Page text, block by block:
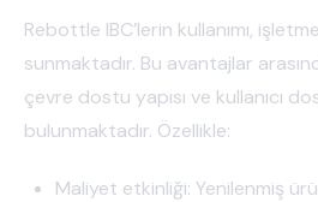
Rebottle IBC’lerin kullanımı,
sunmaktadır. Bu avantajlar
çevre dostu yapısı ve kullanıcı
bulunmaktadır. Özellikle:
Maliyet etkinliği: Yenilenmiş